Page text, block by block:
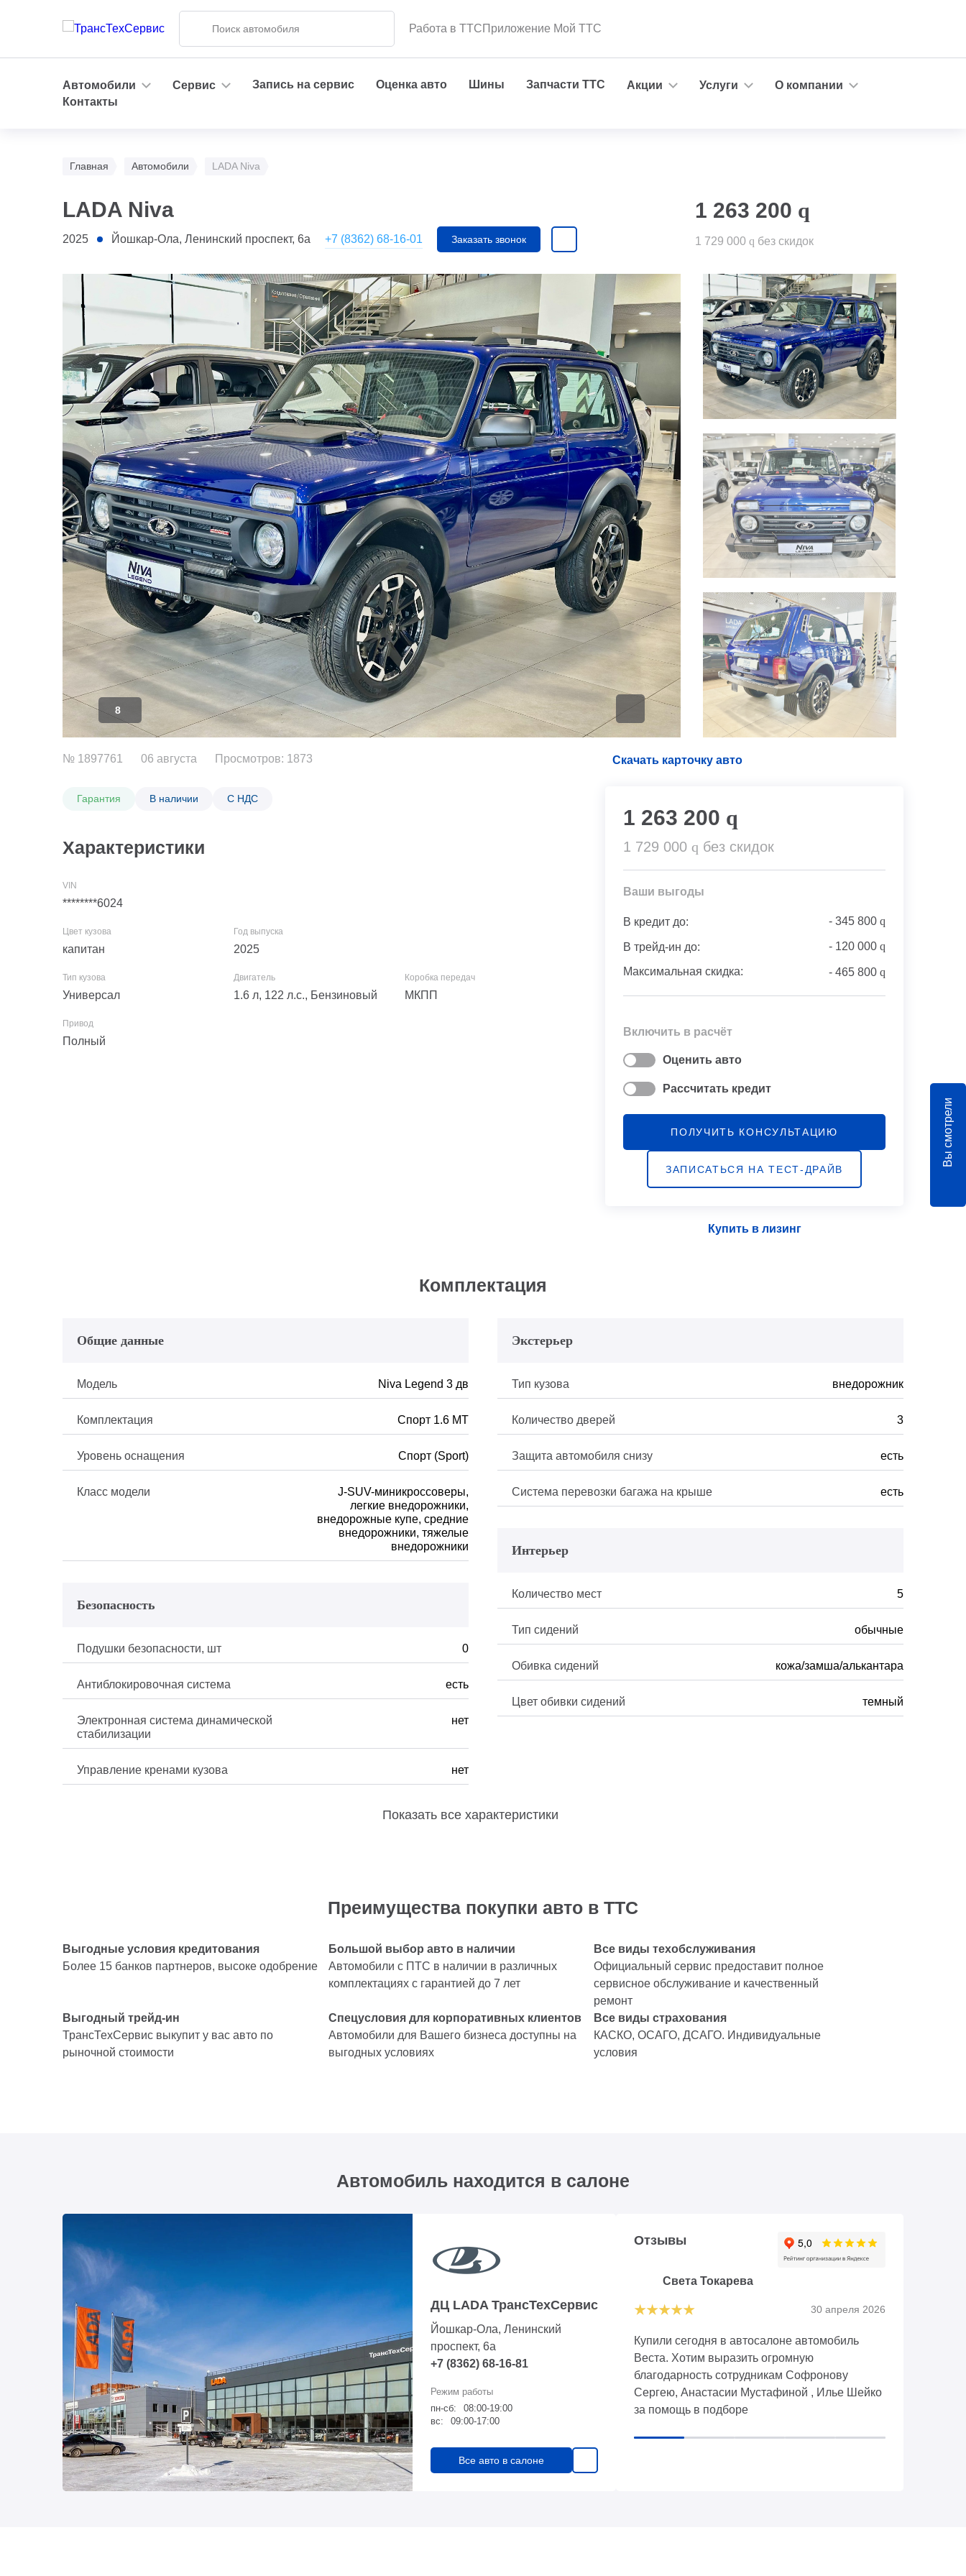
Работа в ТТСПриложение Мой ТТС
Автомобили Сервис Запись на сервис Оценка авто Шины Запчасти ТТС Акции Услуги
О компании
Контакты
Главная Автомобили LADA Niva
LADA Niva
2025 Йошкар-Ола, Ленинский проспект, 6а +7 (8362) 68-16-01 Заказать звонок
1 263 200 q
1 729 000 q без скидок
8
№ 1897761 06 августа Просмотров: 1873
Гарантия В наличии С НДС
Характеристики
********6024
капитан 2025
Универсал 1.6 л, 122 л.с., Бензиновый МКПП
Полный
Скачать карточку авто
1 263 200 q
1 729 000 q без скидок
Ваши выгоды
В кредит до: - 345 800 q
В трейд-ин до: - 120 000 q
Максимальная скидка: - 465 800 q
Включить в расчёт
Оценить авто
Рассчитать кредит
ПОЛУЧИТЬ КОНСУЛЬТАЦИЮ
ЗАПИСАТЬСЯ НА ТЕСТ-ДРАЙВ
Купить в лизинг
Комплектация
Общие данные
Модель Niva Legend 3 дв
Комплектация Спорт 1.6 МТ
Уровень оснащения Спорт (Sport)
Класс модели
J-SUV-миникроссоверы,
легкие внедорожники,
внедорожные купе, средние
внедорожники, тяжелые
внедорожники
Экстерьер
Тип кузова внедорожник
Количество дверей 3
Защита автомобиля снизу есть
Система перевозки багажа на крыше есть
Интерьер
Количество мест 5
Тип сидений обычные
Обивка сидений кожа/замша/алькантара
Цвет обивки сидений темный
Безопасность
Подушки безопасности, шт 0
Антиблокировочная система есть
Электронная система динамической
стабилизации
нет
Управление кренами кузова нет
Показать все характеристики
Преимущества покупки авто в ТТС
Выгодные условия кредитования
Более 15 банков партнеров, высоке одобрение
Большой выбор авто в наличии
Автомобили с ПТС в наличии в различных
комплектациях с гарантией до 7 лет
Все виды техобслуживания
Официальный сервис предоставит полное
сервисное обслуживание и качественный
ремонт
Выгодный трейд-ин
ТрансТехСервис выкупит у вас авто по
рыночной стоимости
Спецусловия для корпоративных клиентов
Автомобили для Вашего бизнеса доступны на
выгодных условиях
Все виды страхования
КАСКО, ОСАГО, ДСАГО. Индивидуальные
условия
Автомобиль находится в салоне
ДЦ LADA ТрансТехСервис
Йошкар-Ола, Ленинский
проспект, 6а
+7 (8362) 68-16-81
пн-сб:
08:00-19:00
вс:
09:00-17:00
Все авто в салоне
Отзывы
Света Токарева
30 апреля 2026
Купили сегодня в автосалоне автомобиль
Веста. Хотим выразить огромную
благодарность сотрудникам Софронову
Сергею, Анастасии Мустафиной , Илье Шейко
за помощь в подборе
Вы смотрели